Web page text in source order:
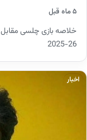
۵ ماه قبل
خلاصه بازی چلسی
26-2025
اخبار